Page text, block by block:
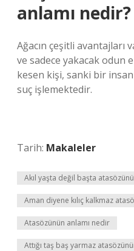
anlamı nedir?
Ağacın çeşitli avantajları
ve sadece yakacak odun
kesen kişi, sanki bir
suç işlemektedir.
Tarih: Makaleler
Akıl yaşta değil başta
Aman diyene kılıç kalkmaz
Atasözünün anlamı nedir
Attığı taş baş yarmaz